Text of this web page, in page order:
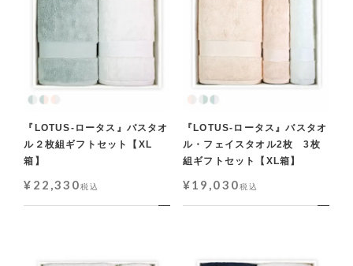
『LOTUS-ロータス』バスタオ
ル２枚組ギフトセット【XL
箱】
¥ 22,330税込
『LOTUS-ロータス』バスタオ
ル・フェイスタオル2枚 3枚
組ギフトセット【XL箱】
¥19,030税込